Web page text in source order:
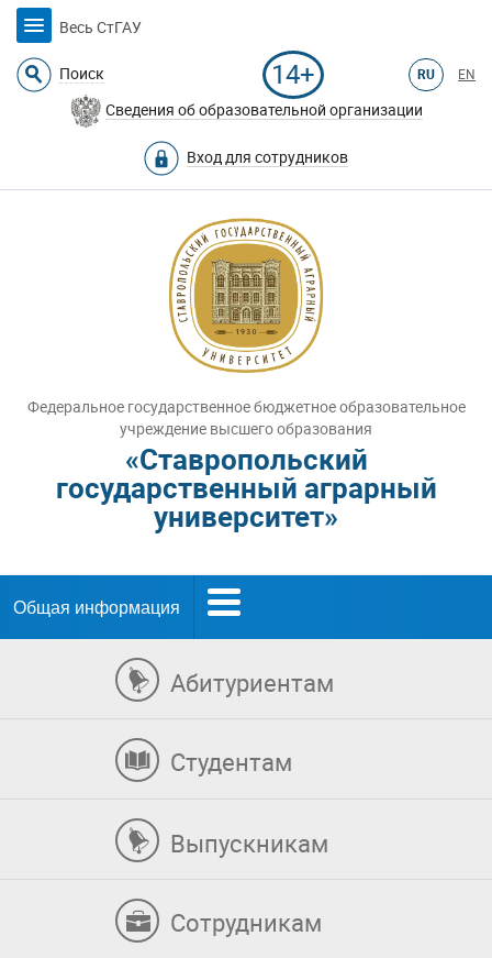
Весь СтГАУ
Поиск 14+ RU EN
Сведения об образовательной организации
Вход для сотрудников
Федеральное государственное бюджетное образовательное
учреждение высшего образования
«Ставропольский
государственный аграрный
университет»
Общая информация
Абитуриентам
Студентам
Выпускникам
Сотрудникам